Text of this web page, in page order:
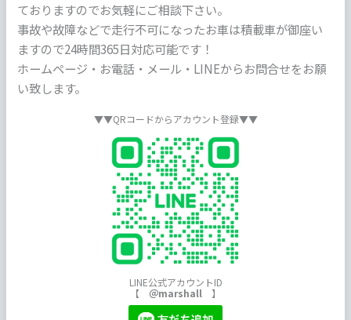
ておりますのでお気軽にご相談下さい。
事故や故障などで走行不可になったお車は積載車が御座い
ますので24時間365日対応可能です！
ホームページ・お電話・メール・LINEからお問合せをお願
い致します。
▼▼QRコードからアカウント登録▼▼
LINE公式アカウントID
【 ＠marshall 】